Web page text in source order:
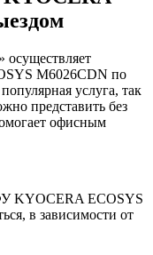
M6026CDN по
услуга, так
представить без
офисным
KYOCERA ECOSYS
в зависимости от